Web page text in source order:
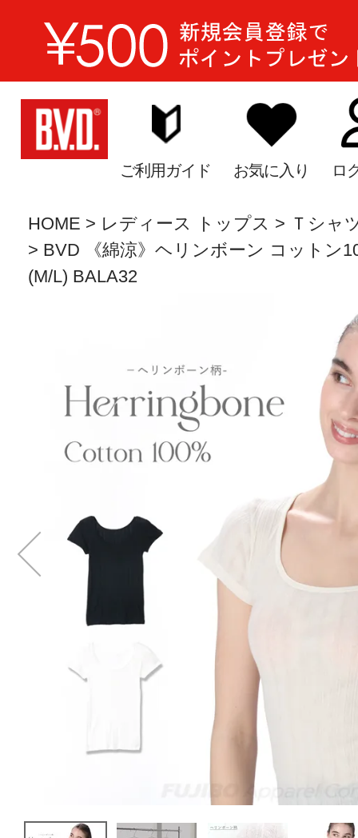
ご利用ガイド お気に入り ロ
HOME レディース トップス
Ｔシャ
BVD 《綿涼》ヘリンボーン コットン
(M/L) BALA32